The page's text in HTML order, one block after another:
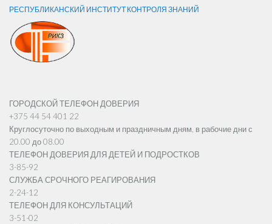
РЕСПУБЛИКАНСКИЙ ИНСТИТУТ КОНТРОЛЯ ЗНАНИЙ
ГОРОДСКОЙ ТЕЛЕФОН ДОВЕРИЯ
+375 44 54 401 22
Круглосуточно по выходным и праздничным дням, в рабочие дни с
20.00 до 08.00
ТЕЛЕФОН ДОВЕРИЯ ДЛЯ ДЕТЕЙ И ПОДРОСТКОВ
3-85-92
СЛУЖБА СРОЧНОГО РЕАГИРОВАНИЯ
2-24-12
ТЕЛЕФОН ДЛЯ КОНСУЛЬТАЦИЙ
3-51-02